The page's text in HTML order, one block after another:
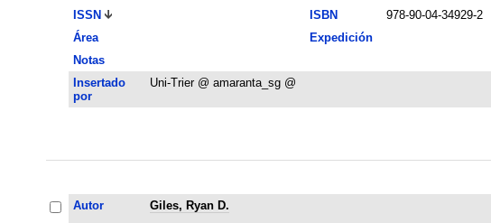
ISSN ISBN 978-90-04-34929-2
Área
Expedición
Notas
Insertado
por
Uni-Trier @ amaranta_sg @
Autor
Giles, Ryan D.